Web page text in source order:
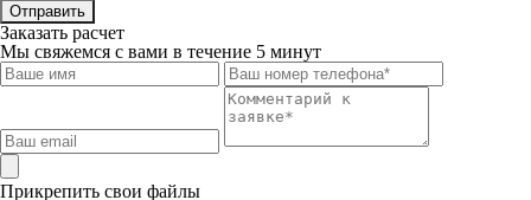
Отправить
Заказать расчет
Мы свяжемся с вами в течение 5 минут
Прикрепить свои файлы